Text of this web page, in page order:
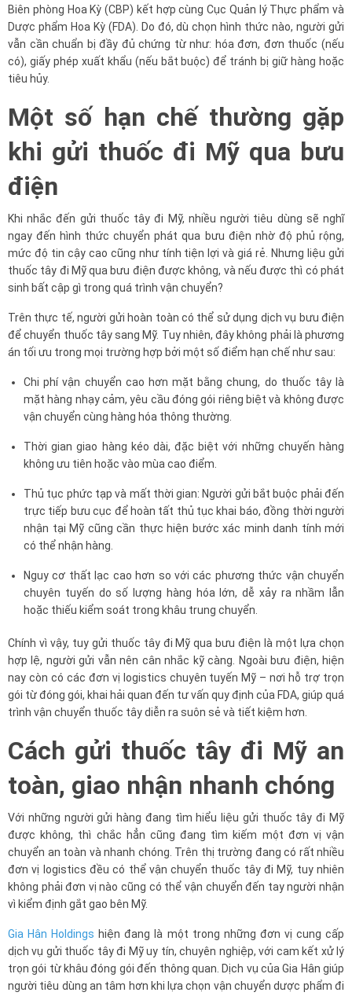
Biên phòng Hoa Kỳ (CBP) kết hợp cùng Cục Quản lý Thực phẩm và
Dược phẩm Hoa Kỳ (FDA). Do đó, dù chọn hình thức nào, người gửi
vẫn cần chuẩn bị đầy đủ chứng từ như: hóa đơn, đơn thuốc (nếu
có), giấy phép xuất khẩu (nếu bắt buộc) để tránh bị giữ hàng hoặc
tiêu hủy.
Một số hạn chế thường gặp
khi gửi thuốc đi Mỹ qua bưu
điện
Khi nhắc đến gửi thuốc tây đi Mỹ, nhiều người tiêu dùng sẽ nghĩ
ngay đến hình thức chuyển phát qua bưu điện nhờ độ phủ rộng,
mức độ tin cậy cao cũng như tính tiện lợi và giá rẻ. Nhưng liệu gửi
thuốc tây đi Mỹ qua bưu điện được không, và nếu được thì có phát
sinh bất cập gì trong quá trình vận chuyển?
Trên thực tế, người gửi hoàn toàn có thể sử dụng dịch vụ bưu điện
để chuyển thuốc tây sang Mỹ. Tuy nhiên, đây không phải là phương
án tối ưu trong mọi trường hợp bởi một số điểm hạn chế như sau:
Chi phí vận chuyển cao hơn mặt bằng chung, do thuốc tây là
mặt hàng nhạy cảm, yêu cầu đóng gói riêng biệt và không được
vận chuyển cùng hàng hóa thông thường.
Thời gian giao hàng kéo dài, đặc biệt với những chuyến hàng
không ưu tiên hoặc vào mùa cao điểm.
Thủ tục phức tạp và mất thời gian: Người gửi bắt buộc phải đến
trực tiếp bưu cục để hoàn tất thủ tục khai báo, đồng thời người
nhận tại Mỹ cũng cần thực hiện bước xác minh danh tính mới
có thể nhận hàng.
Nguy cơ thất lạc cao hơn so với các phương thức vận chuyển
chuyên tuyến do số lượng hàng hóa lớn, dễ xảy ra nhầm lẫn
hoặc thiếu kiểm soát trong khâu trung chuyển.
Chính vì vậy, tuy gửi thuốc tây đi Mỹ qua bưu điện là một lựa chọn
hợp lệ, người gửi vẫn nên cân nhắc kỹ càng. Ngoài bưu điện, hiện
nay còn có các đơn vị logistics chuyên tuyến Mỹ – nơi hỗ trợ trọn
gói từ đóng gói, khai hải quan đến tư vấn quy định của FDA, giúp quá
trình vận chuyển thuốc tây diễn ra suôn sẻ và tiết kiệm hơn.
Cách gửi thuốc tây đi Mỹ an
toàn, giao nhận nhanh chóng
Với những người gửi hàng đang tìm hiểu liệu gửi thuốc tây đi Mỹ
được không, thì chắc hẳn cũng đang tìm kiếm một đơn vị vận
chuyển an toàn và nhanh chóng. Trên thị trường đang có rất nhiều
đơn vị logistics đều có thể vận chuyển thuốc tây đi Mỹ, tuy nhiên
không phải đơn vị nào cũng có thể vận chuyển đến tay người nhận
vì kiểm định gắt gao bên Mỹ.
Gia Hân Holdings hiện đang là một trong những đơn vị cung cấp
dịch vụ gửi thuốc tây đi Mỹ uy tín, chuyên nghiệp, với cam kết xử lý
trọn gói từ khâu đóng gói đến thông quan. Dịch vụ của Gia Hân giúp
người tiêu dùng an tâm hơn khi lựa chọn vận chuyển dược phẩm đi